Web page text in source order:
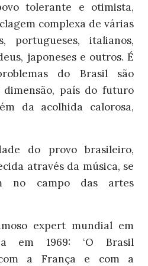
tolerante e otimista,
complexa de várias
portugueses, italianos,
japoneses e outros. É
do Brasil são
país do futuro
da acolhida calorosa,
do provo brasileiro,
através da música, se
no campo das artes
expert mundial em
em 1969: ‘O Brasil
a França e com a